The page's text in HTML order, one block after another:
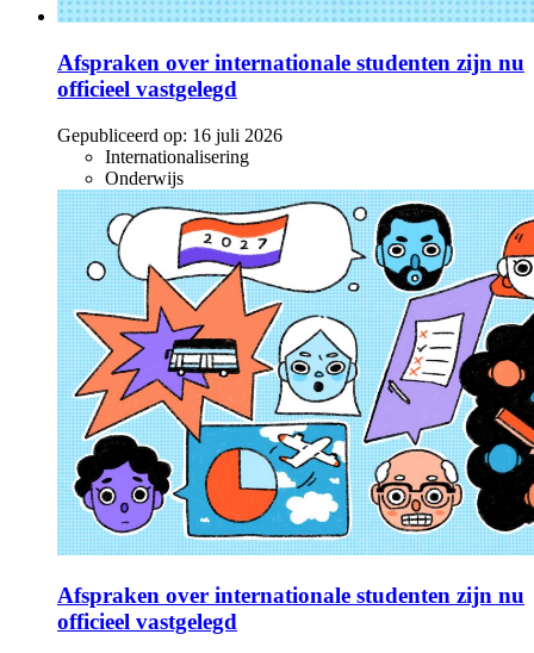
Afspraken over internationale studenten zijn nu
officieel vastgelegd
Gepubliceerd op: 16 juli 2026
Internationalisering
Onderwijs
Afspraken over internationale studenten zijn nu
officieel vastgelegd